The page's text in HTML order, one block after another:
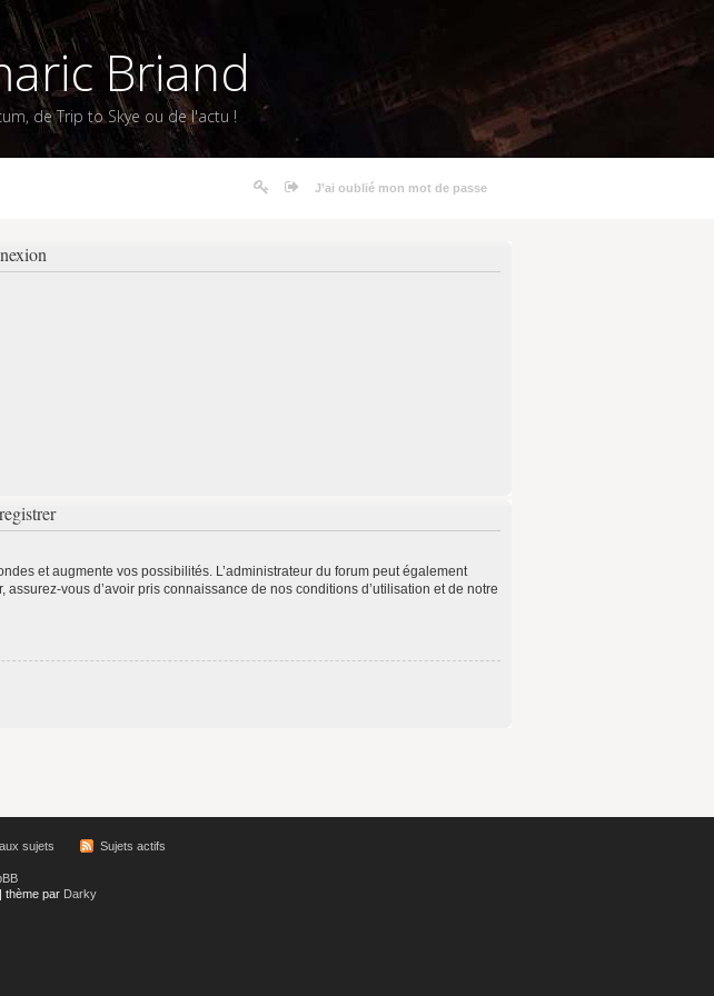
Briand
de Trip to Skye ou de l'actu !
J’ai oublié mon mot de passe
et augmente vos possibilités. L’administrateur du forum peut également
vous d’avoir pris connaissance de nos conditions d’utilisation et de notre
sujets Sujets actifs
| thème par Darky